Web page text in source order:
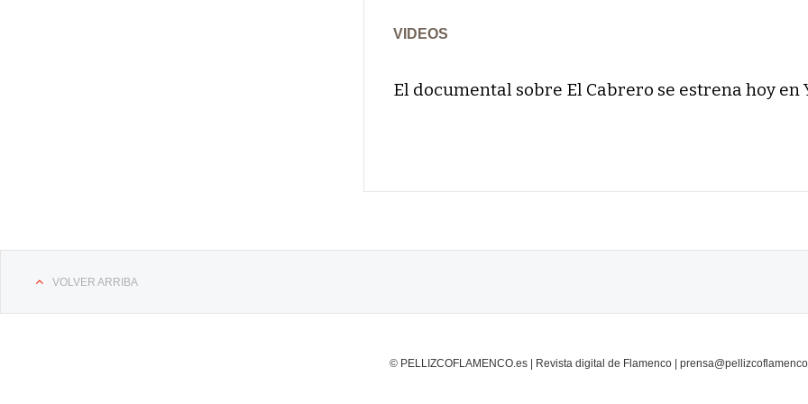
VIDEOS
El documental sobre El Cabrero se estrena hoy en
VOLVER ARRIBA
© PELLIZCOFLAMENCO.es | Revista digital de Flamenco |